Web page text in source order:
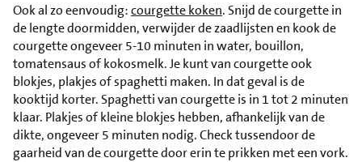
Ook al zo eenvoudig:courgette koken. Snijd de courgette in
de lengte doormidden, verwijder de zaadlijsten en kook de
courgette ongeveer 5-10 minuten in water, bouillon,
tomatensaus of kokosmelk. Je kunt van courgette ook
blokjes, plakjes of spaghetti maken. In dat geval is de
kooktijd korter. Spaghetti van courgette is in 1 tot 2 minuten
klaar. Plakjes of kleine blokjes hebben, afhankelijk van de
dikte, ongeveer 5 minuten nodig. Check tussendoor de
gaarheid van de courgette door erin te prikken met een vork.